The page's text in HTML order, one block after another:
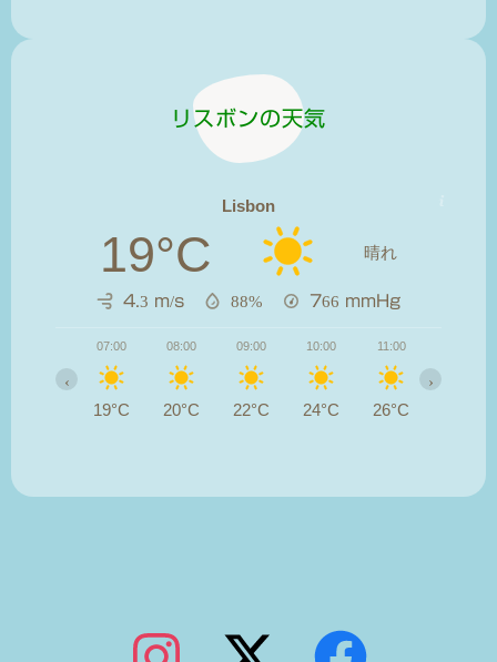
リスボンの天気
Lisbon
19°C 晴れ
4.3 m/s 88% 766 mmHg
07:00
19°C
08:00
20°C
09:00
22°C
10:00
24°C
11:00
26°C
‹ ›